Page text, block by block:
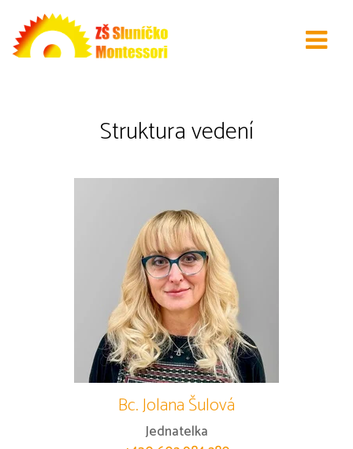
Struktura vedení
Bc. Jolana Šulová
Jednatelka